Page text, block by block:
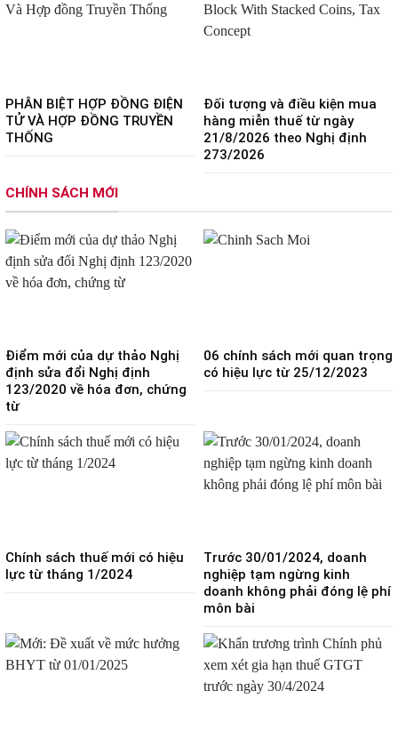
PHÂN BIỆT HỢP ĐỒNG ĐIỆN
TỬ VÀ HỢP ĐỒNG TRUYỀN
THỐNG
Đối tượng và điều kiện mua
hàng miễn thuế từ ngày
21/8/2026 theo Nghị định
273/2026
CHÍNH SÁCH MỚI
Điểm mới của dự thảo Nghị
định sửa đổi Nghị định
123/2020 về hóa đơn, chứng
từ
06 chính sách mới quan trọng
có hiệu lực từ 25/12/2023
Chính sách thuế mới có hiệu
lực từ tháng 1/2024
Trước 30/01/2024, doanh
nghiệp tạm ngừng kinh
doanh không phải đóng lệ phí
môn bài